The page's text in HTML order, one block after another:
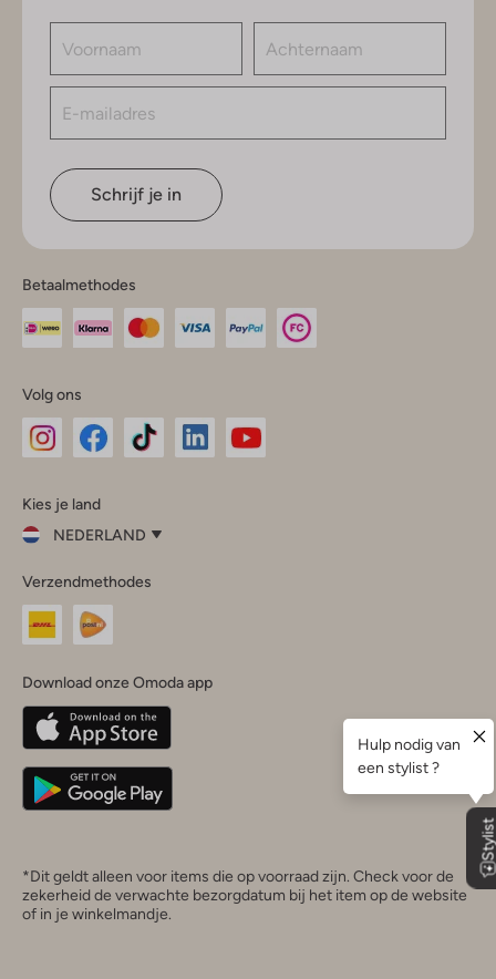
Schrijf je in
Betaalmethodes
Volg ons
InstagramFacebook
Kies je land
NEDERLAND
je
land
Nederland
Belgique(Français)
Deutschland
Verzendmethodes
Download onze Omoda app
*Dit geldt alleen voor items die op voorraad zijn. Check voor de
zekerheid de verwachte bezorgdatum bij het item op de website
of in je winkelmandje.